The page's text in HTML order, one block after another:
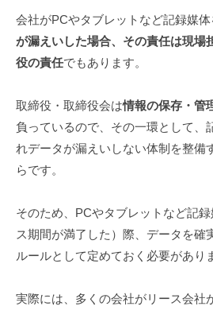
会社がPCやタブレットなど記録媒
が漏えいした場合、その責任は現場
役の責任でもあります。
取締役・取締役会は情報の保存・管
負っているので、その一環として、
れデータが漏えいしない体制を整備
らです。
そのため、PCやタブレットなど記
ス期間が満了した）際、データを確
ルールとして定めておく必要があり
実際には、多くの会社がリース会社